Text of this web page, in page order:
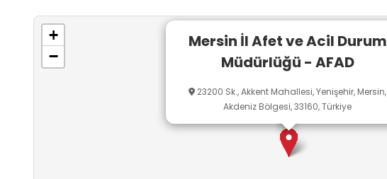
Mersin İl Afet ve Acil Durum
Müdürlüğü - AFAD
23200 Sk., Akkent Mahallesi, Yenişehir, Mersin,
Akdeniz Bölgesi, 33160, Türkiye
+
−